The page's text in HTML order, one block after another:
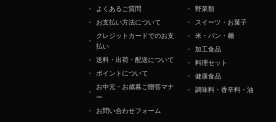
よくあるご質問
お支払い方法について
クレジットカードでのお支
払い
送料・出荷・配送について
ポイントについて
お中元・お歳暮ご贈答マナ
ー
お問い合わせフォーム
野菜類
スイーツ・お菓子
米・パン・麺
加工食品
料理セット
健康食品
調味料・香辛料・油